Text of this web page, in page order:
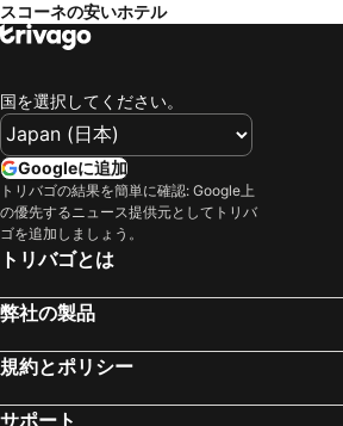
Scandic Kramer
Best Western Plus Park City Malmo
Forenom Aparthotel Lund
テアターホテレット
ホテル スカンセン バステッド
Hotel Planetstaden
ベスト ウエスタン ホテル ロイヤル
Hotell Milano
Hotel
Hotell Kong Christian
ラディソン ブル メトロポール ホテル ヘルシングボリ
スコーネの安いホテル
国を選択してください。
Googleに追加
トリバゴの結果を簡単に確認: Google上
の優先するニュース提供元としてトリバ
ゴを追加しましょう。
トリバゴとは
弊社の製品
規約とポリシー
サポート